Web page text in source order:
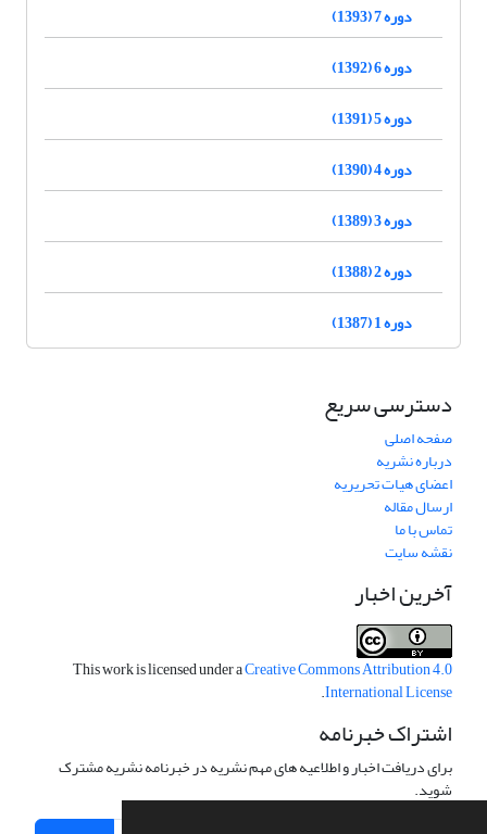
دوره 7 (1393)
دوره 6 (1392)
دوره 5 (1391)
دوره 4 (1390)
دوره 3 (1389)
دوره 2 (1388)
دوره 1 (1387)
دسترسی سریع
صفحه اصلی
درباره نشریه
اعضای هیات تحریریه
ارسال مقاله
تماس با ما
نقشه سایت
آخرین اخبار
This work is licensed under aCreative Commons Attribution 4.0
International License
.
اشتراک خبرنامه
برای دریافت اخبار و اطلاعیه های مهم نشریه در خبرنامه نشریه مشترک
شوید.